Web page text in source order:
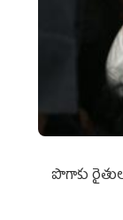
పొగాకు